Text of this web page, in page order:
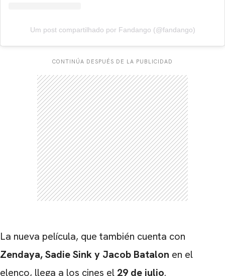
Um post compartilhado por Fandango (@fandango)
CONTINÚA DESPUÉS DE LA PUBLICIDAD
La nueva película, que también cuenta con
Zendaya, Sadie Sink y Jacob Batalon en el
elenco, llega a los cines el 29 de julio.